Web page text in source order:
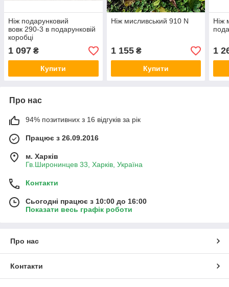
Ніж подарунковий
вовк 290-3 в подарунковій
коробці
1 097 ₴
Купити
Ніж мисливський 910 N
1 155₴
Купити
Ніж
1
Про нас
94% позитивних з 16 відгуків за рік
Працює з 26.09.2016
м. Харків
Гв.Широнинцев 33, Харків, Україна
Контакти
Сьогодні працює з 10:00 до 16:00
Показати весь графік роботи
Про нас
Контакти